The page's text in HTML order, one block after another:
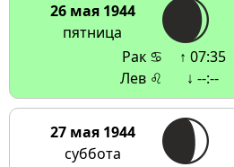
26 мая 1944
пятница
Рак ♋
Лев ♌
↑ 07:35
↓ --:--
27 мая 1944
суббота